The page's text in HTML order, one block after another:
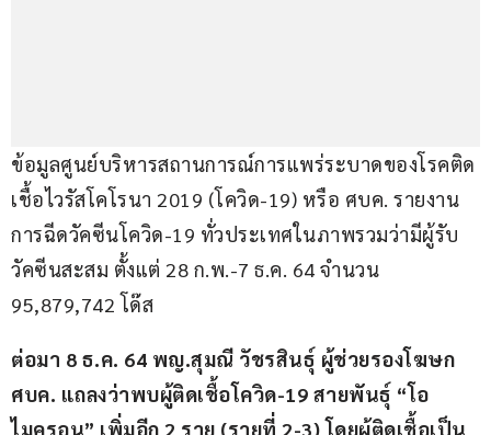
ข้อมูลศูนย์บริหารสถานการณ์การแพร่ระบาดของโรคติด
เชื้อไวรัสโคโรนา 2019 (โควิด-19) หรือ ศบค. รายงาน
การฉีดวัคซีนโควิด-19 ทั่วประเทศในภาพรวมว่ามีผู้รับ
วัคซีนสะสม ตั้งแต่ 28 ก.พ.-7 ธ.ค. 64 จำนวน
95,879,742 โด๊ส
ต่อมา 8 ธ.ค. 64 พญ.สุมณี วัชรสินธุ์ ผู้ช่วยรองโฆษก
ศบค. แถลงว่าพบผู้ติดเชื้อโควิด-19 สายพันธุ์ “โอ
ไมครอน” เพิ่มอีก 2 ราย (รายที่ 2-3) โดยผู้ติดเชื้อเป็น